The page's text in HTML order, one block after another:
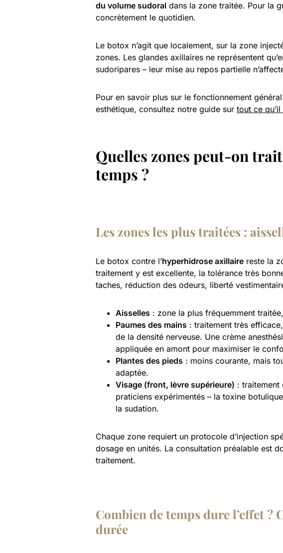
du volume sudoral dans la zone traitée. Pour la
concrètement le quotidien.
Le botox n’agit que localement, sur la zone
zones. Les glandes axillaires ne représentent
sudoripares – leur mise au repos partielle
Pour en savoir plus sur le fonctionnement
esthétique, consultez notre guide sur tout ce
Quelles zones peut-on
temps ?
Les zones les plus traitées :
Le botox contre l’hyperhidrose axillaire reste la
traitement y est excellente, la tolérance très
taches, réduction des odeurs, liberté
Aisselles : zone la plus fréquemment
Paumes des mains : traitement très
de la densité nerveuse. Une crème
appliquée en amont pour maximiser le
Plantes des pieds : moins courante, mais
adaptée.
Visage (front, lèvre supérieure) : traitement
praticiens expérimentés – la toxine
la sudation.
Chaque zone requiert un protocole d’injection
dosage en unités. La consultation préalable est
traitement.
Combien de temps dure l’effet ?
durée